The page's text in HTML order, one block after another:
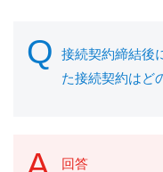
接続契約締結後
た接続契約はど
回答